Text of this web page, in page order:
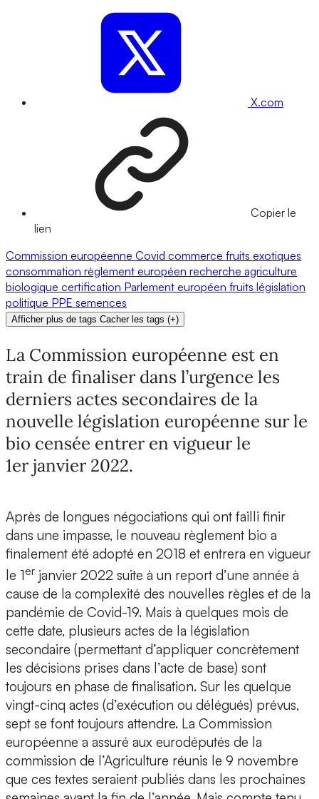
X.com
Copier le
lien
Commission européenne Covid commerce fruits exotiques
consommation règlement européen recherche agriculture
biologique certification Parlement européen fruits législation
politique PPE semences
Afficher plus de tags Cacher les tags (+)
La Commission européenne est en
train de finaliser dans l’urgence les
derniers actes secondaires de la
nouvelle législation européenne sur le
bio censée entrer en vigueur le
1er janvier 2022.
Après de longues négociations qui ont failli finir
dans une impasse, le nouveau règlement bio a
finalement été adopté en 2018 et entrera en vigueur
le 1er janvier 2022 suite à un report d’une année à
cause de la complexité des nouvelles règles et de la
pandémie de Covid-19. Mais à quelques mois de
cette date, plusieurs actes de la législation
secondaire (permettant d’appliquer concrètement
les décisions prises dans l’acte de base) sont
toujours en phase de finalisation. Sur les quelque
vingt-cinq actes (d’exécution ou délégués) prévus,
sept se font toujours attendre. La Commission
européenne a assuré aux eurodéputés de la
commission de l’Agriculture réunis le 9 novembre
que ces textes seraient publiés dans les prochaines